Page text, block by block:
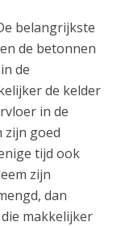
belangrijkste
de betonnen
de
de kelder
in de
zijn goed
tijd ook
zijn
dan
makkelijker